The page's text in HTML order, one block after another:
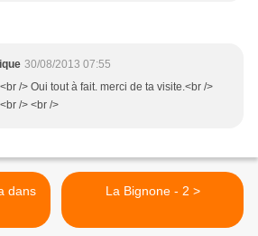
30/08/2013 07:55
/> Oui tout à fait. merci de ta visite.<br />
/> <br />
La Bignone - 2 >